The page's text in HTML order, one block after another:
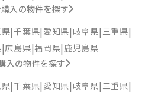
購入の物件を探す
千葉県 愛知県 岐阜県 三重県
広島県 福岡県 鹿児島県
入の物件を探す
千葉県 愛知県 岐阜県 三重県